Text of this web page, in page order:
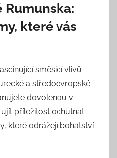
které vás
směsicí vlivů
a středoevropské
dovolenou v
příležitost ochutnat
které odrážejí bohatství